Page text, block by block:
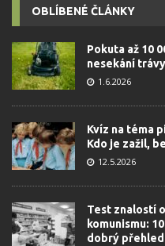
OBLÍBENÉ ČLÁNKY
Pokuta až 10
nesekání
1.6.2026
Kvíz na téma
Kdo je zažil,
12.5.2026
Test znalostí
komunismu:
dobrý přehled